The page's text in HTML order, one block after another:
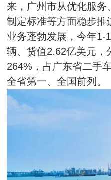
来，广州市从优化服务
制定标准等方面稳步推
业务蓬勃发展，今年1-
辆、货值2.62亿美元，
264%，占广东省二手
全省第一、全国前列。